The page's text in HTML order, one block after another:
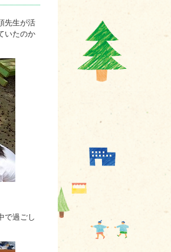
先生が活
いたのか
で過ごし